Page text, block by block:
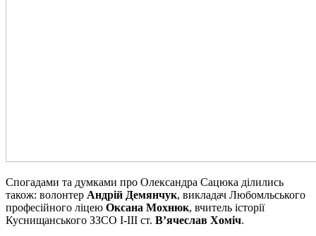
Спогадами та думками про Олександра Сацюка ділились
також: волонтер Андрій Демянчук, викладач Любомльського
професійного ліцею Оксана Мохнюк, вчитель історії
Куснищанського ЗЗСО І-ІІІ ст. В’ячеслав Хоміч.